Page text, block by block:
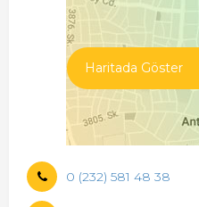
Haritada Göster
0 (232) 581 48 38